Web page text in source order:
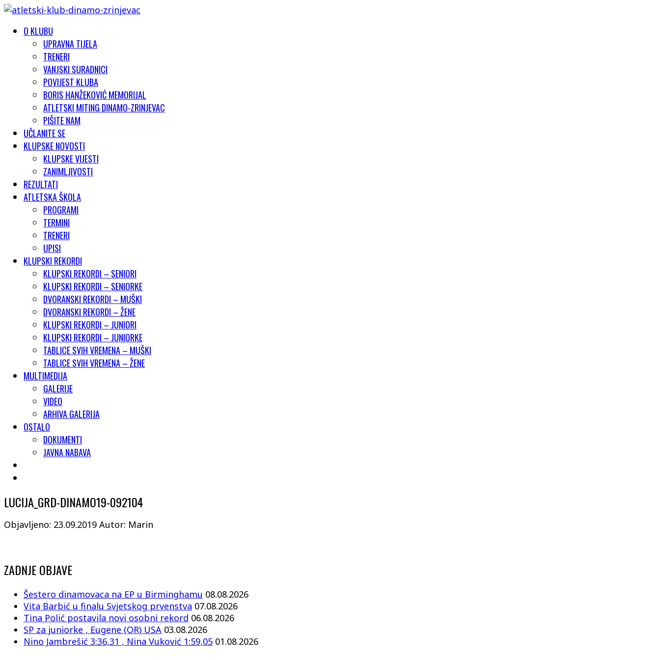
O KLUBU
UPRAVNA TIJELA
TRENERI
VANJSKI SURADNICI
POVIJEST KLUBA
BORIS HANŽEKOVIĆ MEMORIJAL
ATLETSKI MITING DINAMO-ZRINJEVAC
PIŠITE NAM
UČLANITE SE
KLUPSKE NOVOSTI
KLUPSKE VIJESTI
ZANIMLJIVOSTI
REZULTATI
ATLETSKA ŠKOLA
PROGRAMI
TERMINI
TRENERI
UPISI
KLUPSKI REKORDI
KLUPSKI REKORDI – SENIORI
KLUPSKI REKORDI – SENIORKE
DVORANSKI REKORDI – MUŠKI
DVORANSKI REKORDI – ŽENE
KLUPSKI REKORDI – JUNIORI
KLUPSKI REKORDI – JUNIORKE
TABLICE SVIH VREMENA – MUŠKI
TABLICE SVIH VREMENA – ŽENE
MULTIMEDIJA
GALERIJE
VIDEO
ARHIVA GALERIJA
OSTALO
DOKUMENTI
JAVNA NABAVA
LUCIJA_GRD-DINAMO19-092104
Objavljeno: 23.09.2019 Autor: Marin
ZADNJE OBJAVE
Šestero dinamovaca na EP u Birminghamu 08.08.2026
Vita Barbić u finalu Svjetskog prvenstva 07.08.2026
Tina Polić postavila novi osobni rekord 06.08.2026
SP za juniorke , Eugene (OR) USA 03.08.2026
Nino Jambrešić 3:36,31 , Nina Vuković 1:59,05 01.08.2026